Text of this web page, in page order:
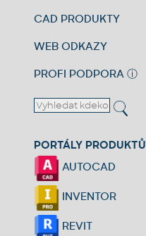
CAD PRODUKTY
WEB ODKAZY
PROFI PODPORA ⓘ
PORTÁLY PRODUKTŮ
AUTOCAD
INVENTOR
REVIT